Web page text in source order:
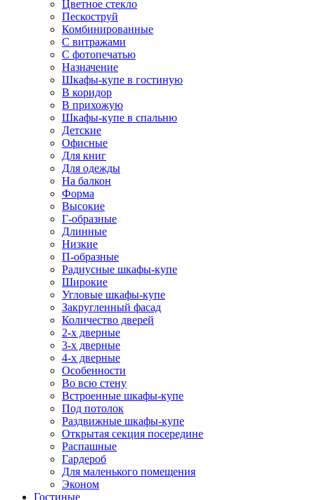
Цветное стекло
Пескоструй
Комбинированные
С витражами
С фотопечатью
Назначение
Шкафы-купе в гостиную
В коридор
В прихожую
Шкафы-купе в спальню
Детские
Офисные
Для книг
Для одежды
На балкон
Форма
Высокие
Г-образные
Длинные
Низкие
П-образные
Радиусные шкафы-купе
Широкие
Угловые шкафы-купе
Закругленный фасад
Количество дверей
2-х дверные
3-х дверные
4-х дверные
Особенности
Во всю стену
Встроенные шкафы-купе
Под потолок
Раздвижные шкафы-купе
Открытая секция посередине
Распашные
Гардероб
Для маленького помещения
Эконом
Гостиные